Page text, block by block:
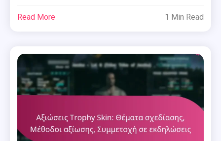
Read More 1 Min Read